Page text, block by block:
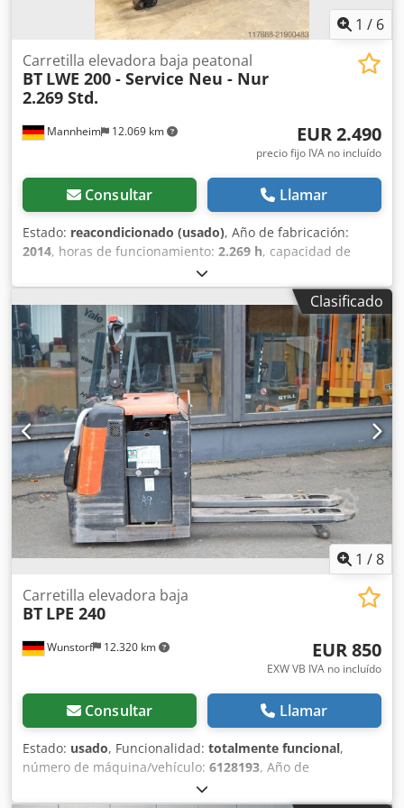
1 / 6
Mannheim 12.069 km
Carretilla elevadora baja peatonal
BT LWE 200 - Service Neu - Nur
2.269 Std.
EUR 2.490
precio fijo IVA no incluído
Consultar Llamar
Estado: reacondicionado (usado), Año de fabricación:
2014, horas de funcionamiento: 2.269 h, capacidad de
, tipo de combustible:
mástil:Simplex, altura de construcción:1.300 mm,
Fabricante: BT Tipo: BT LWE 200 - transpaleta de perfil bajo
Tipo de accionamiento: Eléctrico Capacidad de carga: 2.000
kg Año de fabricación: 2014 Horas de funcionamiento:
2.269 N.º de serie: 6071472 Dcsdpfx Aey Rnhdsnmok Datos
del mástil/hórquillas Tipo de mástil: - Altura de elevación:
54 mm
Clasificado
1 /8
Wunstorf 12.320 km
Carretilla elevadora baja
BT LPE 240
EUR 850
EXW VB IVA no incluído
Consultar Llamar
Estado: usado, Funcionalidad: totalmente funcional,
número de máquina/vehículo: 6128193, Año de
, horas de funcionamiento: